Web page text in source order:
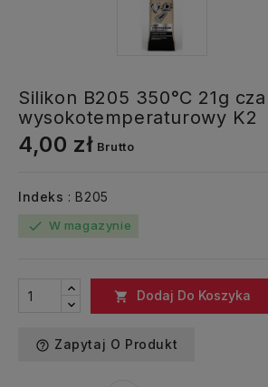
Silikon B205 350°C 21g
wysokotemperaturowy K2
4,00 zł Brutto
Indeks : B205
check W magazynie
 Dodaj Do Koszyka
help_outline Zapytaj O Produkt